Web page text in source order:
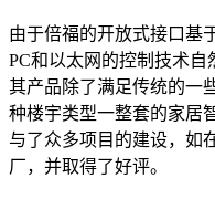
由于倍福的开放式接口基
PC和以太网的控制技术自
其产品除了满足传统的一
种楼宇类型一整套的家居
与了众多项目的建设，如
厂，并取得了好评。